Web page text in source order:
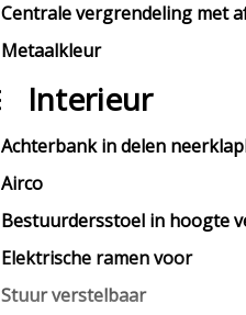
Centrale vergrendeling met
Metaalkleur
Interieur
Achterbank in delen
Airco
Bestuurdersstoel in hoogte
Elektrische ramen voor
Stuur verstelbaar